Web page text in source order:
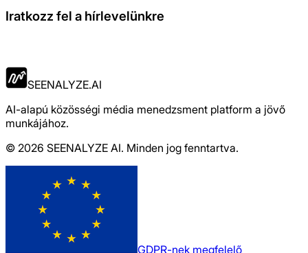
Iratkozz fel a hírlevelünkre
SEENALYZE.AI
AI-alapú közösségi média menedzsment platform a jövő
munkájához.
© 2026 SEENALYZE AI. Minden jog fenntartva.
GDPR-nek megfelelő